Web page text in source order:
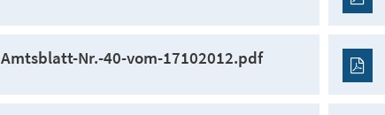
Amtsblatt-Nr.-40-vom-17102012.pdf